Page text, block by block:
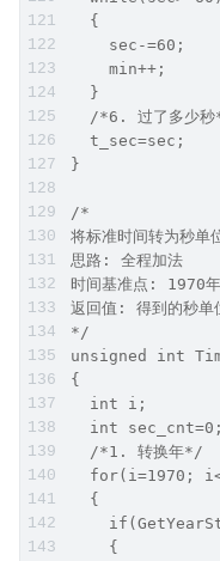
  {
    sec-=60;
    min++;
  }
/*6. 过了多少秒
  t_sec=sec;
}
/*
将标准时间转为秒单
思路: 全程加法
时间基准点: 1970
返回值: 得到的秒单
*/
unsigned int
{
  int i;
int sec_cnt=0;
  /*1. 转换年*/
for(i=1970;
  {
    {